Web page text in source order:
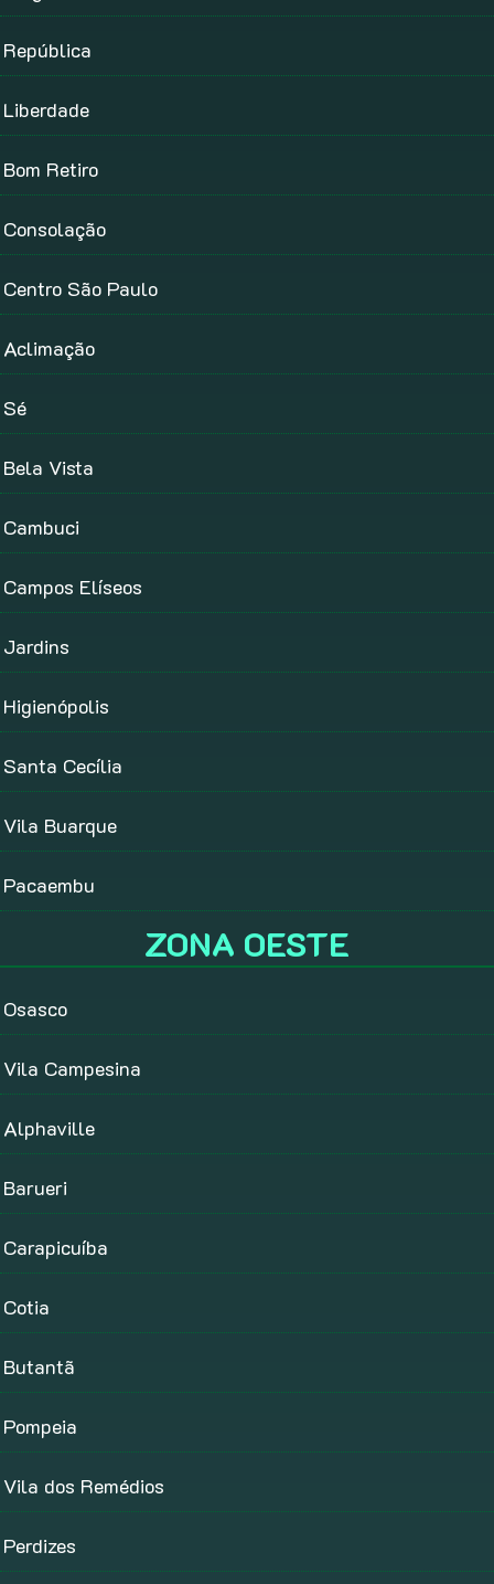
República
Liberdade
Bom Retiro
Consolação
Centro São Paulo
Aclimação
Sé
Bela Vista
Cambuci
Campos Elíseos
Jardins
Higienópolis
Santa Cecília
Vila Buarque
Pacaembu
ZONA OESTE
Osasco
Vila Campesina
Alphaville
Barueri
Carapicuíba
Cotia
Butantã
Pompeia
Vila dos Remédios
Perdizes